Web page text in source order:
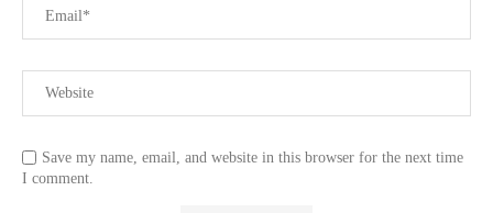
Save my name, email, and website in this browser for the next time
I comment.